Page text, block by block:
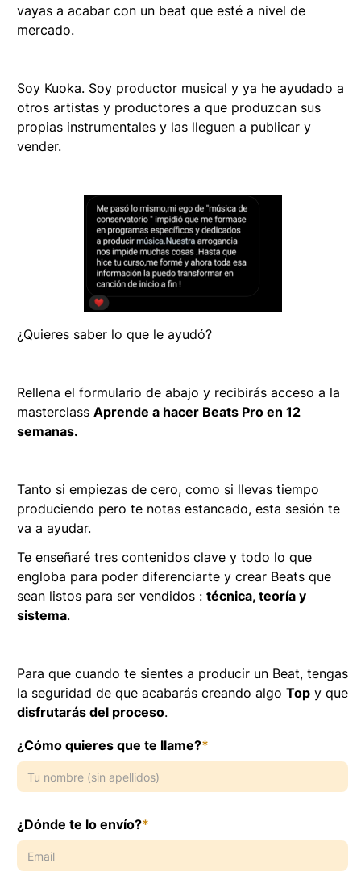
vayas a acabar con un beat que esté a nivel de
mercado.
Soy Kuoka. Soy productor musical y ya he ayudado a
otros artistas y productores a que produzcan sus
propias instrumentales y las lleguen a publicar y
vender.
¿Quieres saber lo que le ayudó?
Rellena el formulario de abajo y recibirás acceso a la
masterclass Aprende a hacer Beats Pro en 12
semanas.
Tanto si empiezas de cero, como si llevas tiempo
produciendo pero te notas estancado, esta sesión te
va a ayudar.
Te enseñaré tres contenidos clave y todo lo que
engloba para poder diferenciarte y crear Beats que
sean listos para ser vendidos : técnica, teoría y
sistema.
Para que cuando te sientes a producir un Beat, tengas
la seguridad de que acabarás creando algo Top y que
disfrutarás del proceso.
¿Cómo quieres que te llame?*
¿Dónde te lo envío?*